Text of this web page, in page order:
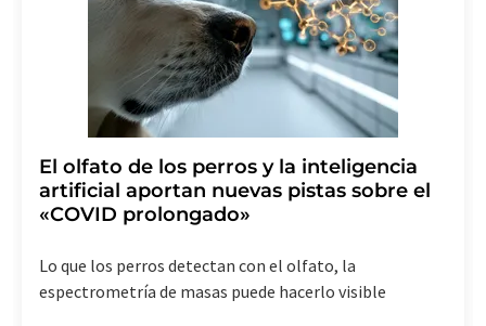
El olfato de los perros y la inteligencia
artificial aportan nuevas pistas sobre el
«COVID prolongado»
Lo que los perros detectan con el olfato, la
espectrometría de masas puede hacerlo visible